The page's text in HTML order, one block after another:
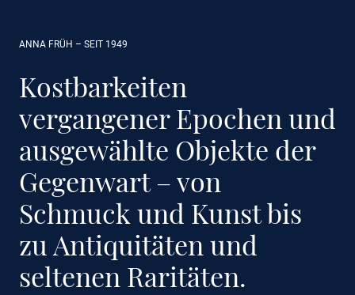
ANNA FRÜH – SEIT 1949
Kostbarkeiten
vergangener Epochen und
ausgewählte Objekte der
Gegenwart – von
Schmuck und Kunst bis
zu Antiquitäten und
seltenen Raritäten.